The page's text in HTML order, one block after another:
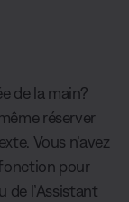
de la main?
réserver
Vous n’avez
pour
de l’Assistant